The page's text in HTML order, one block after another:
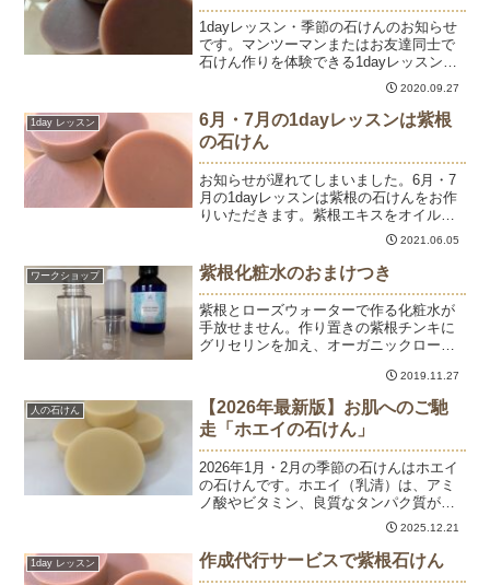
1dayレッスン・季節の石けんのお知らせ
です。マンツーマンまたはお友達同士で
石けん作りを体験できる1dayレッスン。
10月・11月は紫根の石けんを作ります。
こちらが紫根。創業400年の漢方薬局から
仕入れています。紫根はムラサキ草の根
で、古く...
2020.09.27
1day レッスン
6月・7月の1dayレッスンは紫根
の石けん
お知らせが遅れてしまいました。6月・7
月の1dayレッスンは紫根の石けんをお作
りいただきます。紫根エキスをオイルに
移すと、ワイン色のインフューズドオイ
ルに。紫根エキスたっぷりのオイルで石
けんを作ります。ワイン色が青紫になっ
ていく色の変化が面...
2021.06.05
ワークショップ 紫根化粧水のおまけつき
紫根とローズウォーターで作る化粧水が
手放せません。作り置きの紫根チンキに
グリセリンを加え、オーガニックローズ
根チンキはエタノールに紫根を漬け込ん
だもので、紫根エキスが濃く抽出できる
のですが、エタノールが肌...
2019.11.27
人の石けん
【2026年最新版】お肌へのご馳
走「ホエイの石けん」
2026年1月・2月の季節の石けんはホエイ
の石けんです。ホエイ（乳清）は、アミ
ノ酸やビタミン、良質なタンパク質が凝
縮された「天然の美容液」。当教室で
は、自家製カスピ海ヨーグルトから2日か
けて抽出したホエイを使い、冬の乾燥肌
をふっくら潤すレシ...
2025.12.21
1day レッスン 作成代行サービスで紫根石けん